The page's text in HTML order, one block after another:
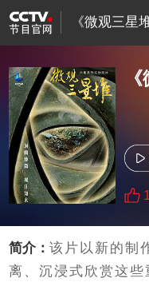
《微观三星
简介：该片以新的制
离、沉浸式欣赏这